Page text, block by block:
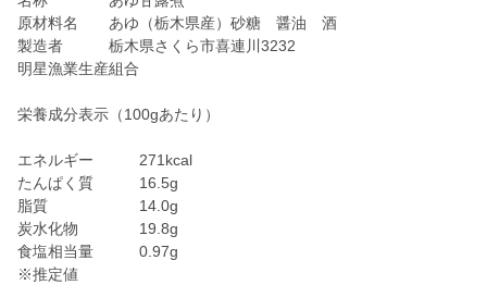
原材料名 あゆ（栃木県産）砂糖 醤油 酒
製造者 栃木県さくら市喜連川3232
明星漁業生産組合
栄養成分表示（100gあたり）
エネルギー 271kcal
たんぱく質 16.5g
脂質 14.0g
炭水化物 19.8g
食塩相当量 0.97g